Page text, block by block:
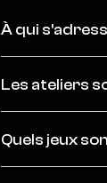
À qui
Les ateliers
Quels jeux